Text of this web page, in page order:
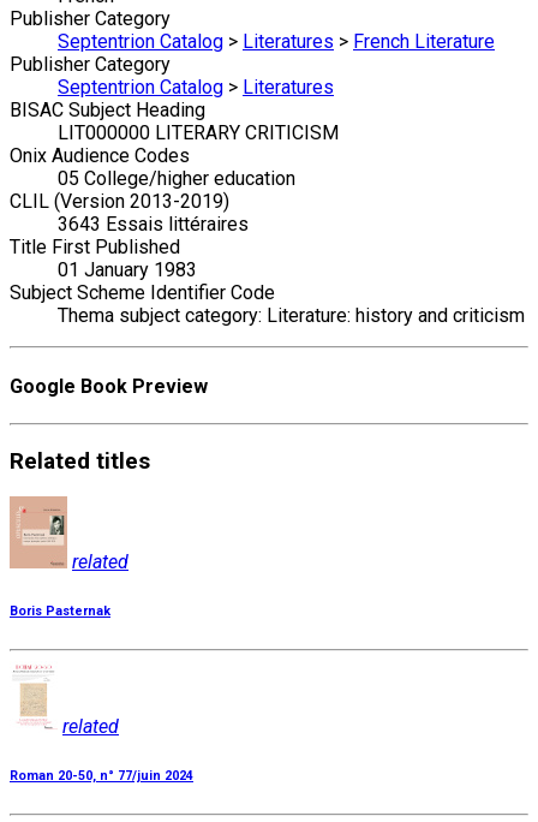
Publisher Category
Septentrion Catalog > Literatures > French Literature
Publisher Category
Septentrion Catalog > Literatures
BISAC Subject Heading
LIT000000 LITERARY CRITICISM
Onix Audience Codes
05 College/higher education
CLIL (Version 2013-2019)
3643 Essais littéraires
Title First Published
01 January 1983
Subject Scheme Identifier Code
Thema subject category: Literature: history and criticism
Google Book Preview
Related titles
related
Boris Pasternak
related
Roman 20-50, n° 77/juin 2024